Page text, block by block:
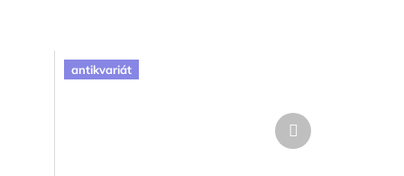
antikvariát
Další
produkt